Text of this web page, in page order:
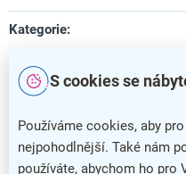
S cookies se
Používáme cookies, aby
nejpohodlnější. Také nám
používáte, abychom ho pro
Kategorie:
Barva:
Nosnost: